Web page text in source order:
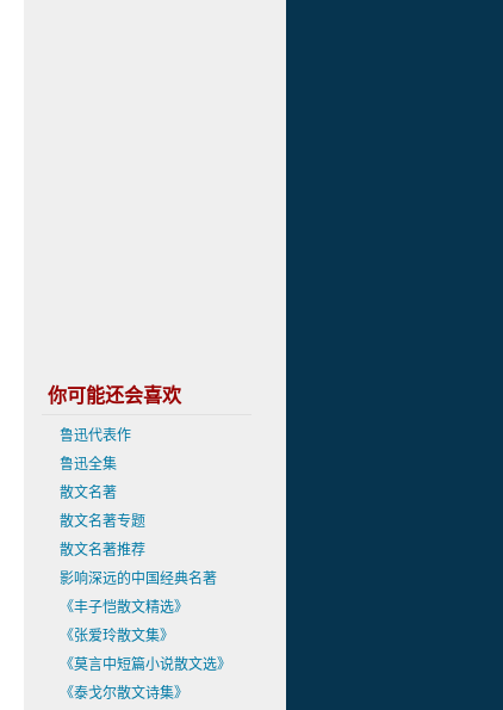
你可能还会喜欢
鲁迅代表作
鲁迅全集
散文名著
散文名著专题
散文名著推荐
影响深远的中国经典名著
《丰子恺散文精选》
《张爱玲散文集》
《莫言中短篇小说散文选》
《泰戈尔散文诗集》